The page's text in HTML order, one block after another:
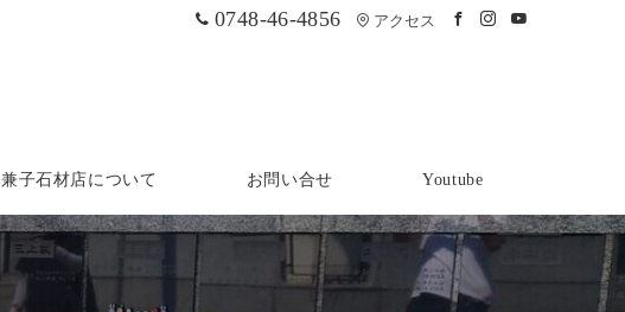
0748-46-4856 アクセス
兼子石材店について お問い合せ Youtube